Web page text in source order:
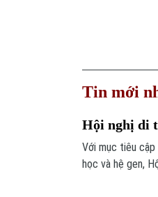
Tin mới
Hội nghị di
Với mục tiêu
học và hệ gen,